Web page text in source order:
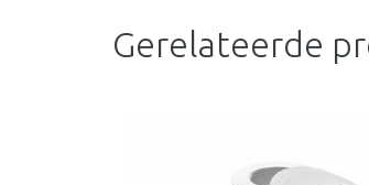
Gerelateerde